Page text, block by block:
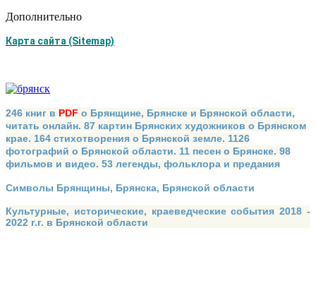
Дополнительно
Карта сайта (Sitemap)
246 книг в PDF о Брянщине, Брянске и Брянской области,
читать онлайн. 87 картин Брянских художников о Брянском
крае. 164 стихотворения о Брянской земле. 1126
фотографий о Брянской области. 11 песен о Брянске. 98
фильмов и видео. 53 легенды, фольклора и предания
Символы Брянщины, Брянска, Брянской области
Культурные, исторические, краеведческие события 2018 -
2022 г.г. в Брянской области